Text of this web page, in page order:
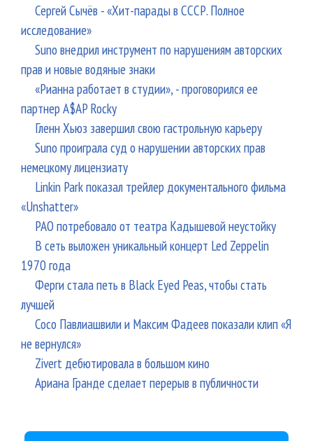
Сергей Сычёв - «Хит-парады в СССР. Полное
исследование»
Suno внедрил инструмент по нарушениям авторских
прав и новые водяные знаки
«Рианна работает в студии», - проговорился ее
партнер A$AP Rocky
Гленн Хьюз завершил свою гастрольную карьеру
Suno проиграла суд о нарушении авторских прав
немецкому лицензиату
Linkin Park показал трейлер документального фильма
«Unshatter»
РАО потребовало от театра Кадышевой неустойку
В сеть выложен уникальный концерт Led Zeppelin
1970 года
Ферги стала петь в Black Eyed Peas, чтобы стать
лучшей
Сосо Павлиашвили и Максим Фадеев показали клип «Я
не вернулся»
Zivert дебютировала в большом кино
Ариана Гранде сделает перерыв в публичности